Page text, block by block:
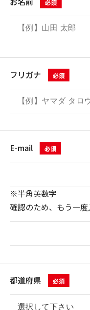
必須
フリガナ 必須
E-mail 必須
※半角英数字
確認のため、もう一度
都道府県 必須